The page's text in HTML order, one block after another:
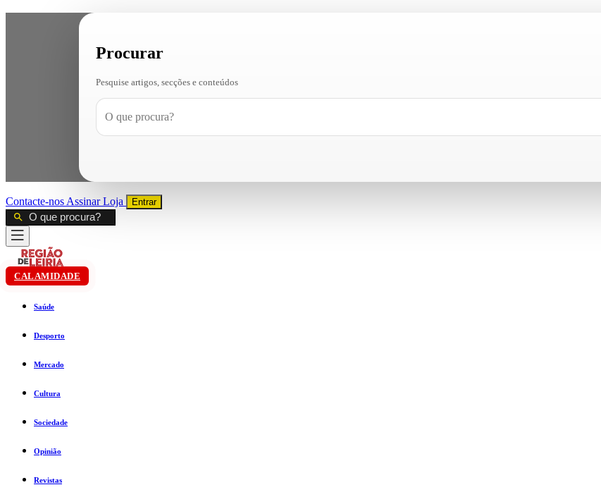
Procurar
Pesquise artigos, secções e conteúdos
Contacte-nos AssinarLoja Entrar
CALAMIDADE
Saúde
Desporto
Mercado
Cultura
Sociedade
Opinião
Revistas